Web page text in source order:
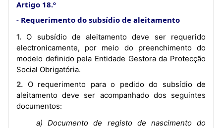
Artigo 18.º
Requerimento do subsídio de aleitamento
1. O subsídio de aleitamento deve ser requerido
electronicamente, por meio do preenchimento do
modelo definido pela Entidade Gestora da Protecção
Social Obrigatória.
2. O requerimento para o pedido do subsídio de
aleitamento deve ser acompanhado dos seguintes
documentos:
a) Documento de registo de nascimento do